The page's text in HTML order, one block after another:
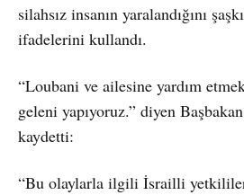
silahsız insanın yaralandığını
ifadelerini kullandı.
“Loubani ve ailesine yardım
geleni yapıyoruz.” diyen
kaydetti:
“Bu olaylarla ilgili İsrailli